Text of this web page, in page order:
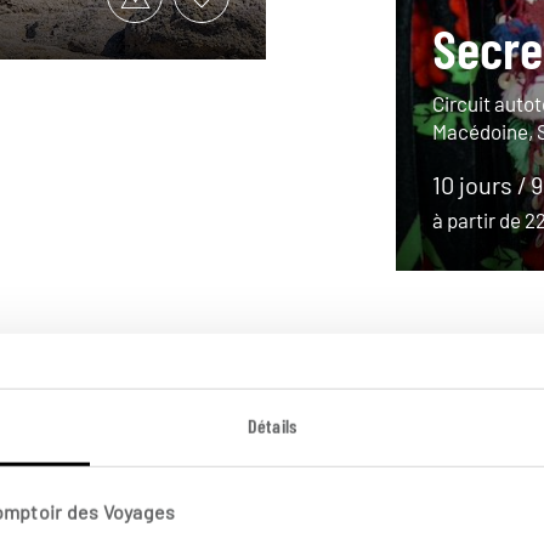
Détails
des Voyages
Circuit
Macédoine,
10 jours /
à partir de